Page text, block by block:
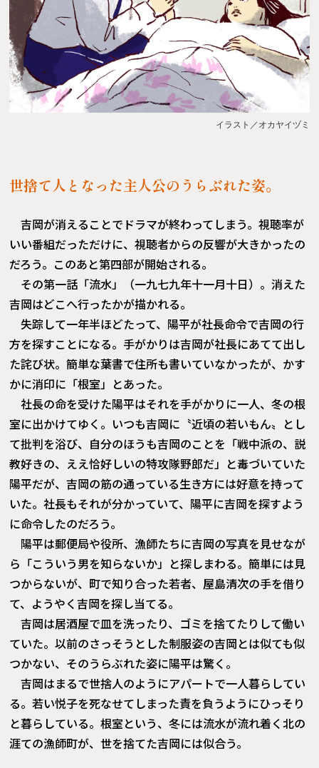
イラスト／オカヤイヅミ
世捨て人となった主人公のうらぶれた姿。
吉岡が消えることでドラマが終わってしまう。視聴率が
いい番組だっただけに、視聴者からの反響が大きかったの
だろう。このあと第四部が開始される。
その第一話「流水」（一九七九年十一月十日）。消えた
吉岡はどこへ行ったかが描かれる。
失踪して一年半ほどたって、陽平が社長命令で吉岡の行
方を探すことになる。手がかりは吉岡が社長にあてて出し
た詫び状。簡単な葉書で住所も書いていなかったが、かす
かに消印に「根室」とあった。
社長の命を受けた陽平はそれを手がかりに一人、冬の根
室に出かけてゆく。いつも吉岡に〝近頃の若いもん〟とし
て批判を浴び、自分のほうも吉岡のことを「戦中派の、説
教好きの、ええ恰好しいの特攻隊野郎だ」と毒づいていた
陽平だが、吉岡の筋の通っている生き方には好意を持って
いた。社長もそれが分かっていて、陽平に吉岡を探すよう
に命令したのだろう。
陽平は郵便局や役所、漁師たちに吉岡の写真を見せなが
ら「こういう男を知らないか」と探しまわる。簡単には見
つからないが、町で知り合った若者、屋島清次の手を借り
て、ようやく吉岡を探し当てる。
吉岡は居酒屋で皿を洗ったり、ゴミを捨てたりして働い
ていた。以前のさっそうとした制服姿の吉岡とは似ても似
つかない、そのうらぶれた姿に陽平は驚く。
吉岡はまるで世捨人のようにアパートで一人暮らしてい
る。若い悦子を死なせてしまった責を負うようにひっそり
と暮らしている。根室という、冬には流水が流れ着く北の
涯ての漁師町が、世を捨てた吉岡には似合う。